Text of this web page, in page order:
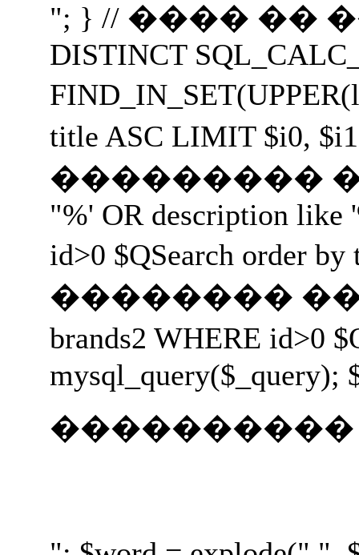
"; } // ���� ��
DISTINCT
title ASC LIMIT
���������
"%' OR description like
id>0 $QSearch
�������� ����
brands2 WHERE
mysql_query($_query);